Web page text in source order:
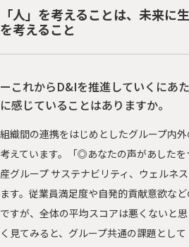
「人」を考えることは、未来に
を考えること
ーこれからD&Iを推進していくにあ
に感じていることはありますか。
組織間の連携をはじめとしたグループ内
考えています。「◎あなたの声があした
産グループ サステナビリティ、ウェルネ
ます。従業員満足度や自発的貢献意欲な
ですが、全体の平均スコアは悪くないと
く見てみると、グループ共通の課題とし